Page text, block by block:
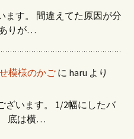
ます。 間違えてた原因が分
りが…
模様のかご に haru より
ざいます。 1/2幅にしたバ
底は横…